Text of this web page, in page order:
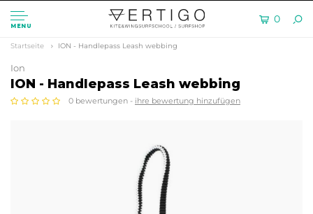
MENU
0
Startseite ION - Handlepass Leash webbing
Ion
ION - Handlepass Leash webbing
0 bewertungen - ihre bewertung hinzufügen